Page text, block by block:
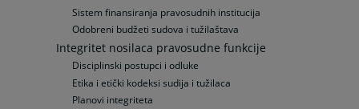
Sistem finansiranja pravosudnih institucija
Odobreni budžeti sudova i tužilaštava
Integritet nosilaca pravosudne funkcije
Disciplinski postupci i odluke
Etika i etički kodeksi sudija i tužilaca
Planovi integriteta